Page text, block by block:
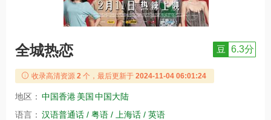
全城热恋 豆 6.3分
收录高清资源 2 个，最后更新于 2024-11-04 06:01:24
地区： 中国香港美国 中国大陆
语言： 汉语普通话 / 粤语 / 上海话 / 英语